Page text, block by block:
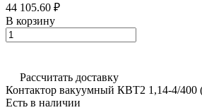
44 105.60 ₽
В корзину
Рассчитать доставку
Контактор вакуумный КВТ2 1,14-4/400
Есть в наличии